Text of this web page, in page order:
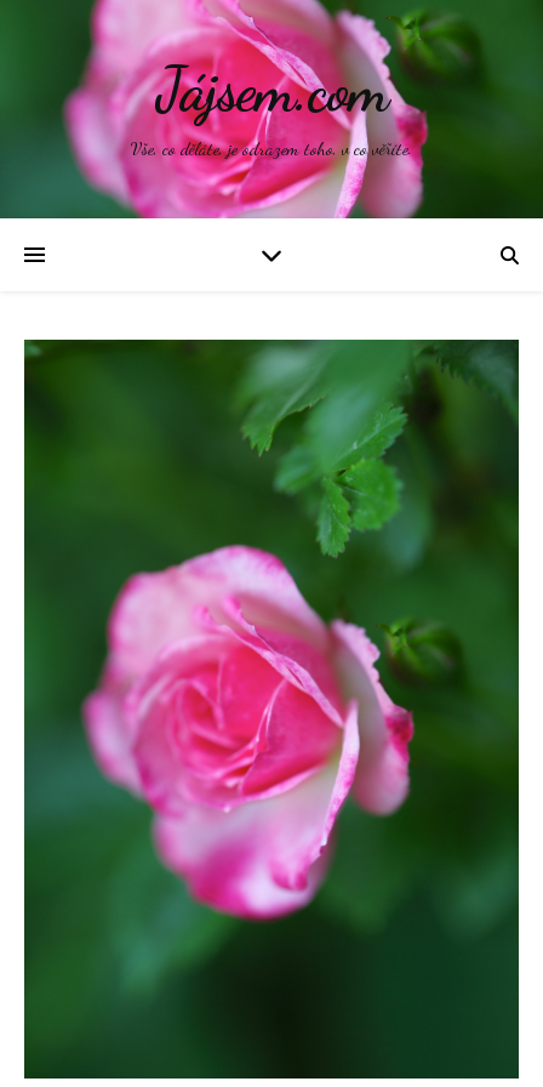
Jájsem.com
Vše, co děláte, je odrazem toho, v co věříte.